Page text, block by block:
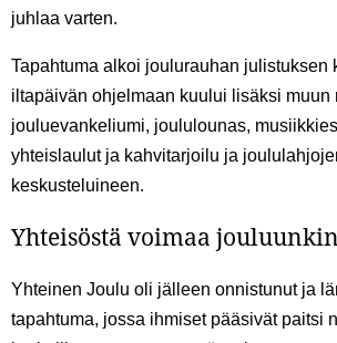
juhlaa varten.
Tapahtuma alkoi joulurauhan julistuksen
iltapäivän ohjelmaan kuului lisäksi muun
jouluevankeliumi, joululounas,
yhteislaulut ja kahvitarjoilu ja
keskusteluineen.
Yhteisöstä voimaa jouluunkin
Yhteinen Joulu oli jälleen onnistunut ja
tapahtuma, jossa ihmiset pääsivät paitsi